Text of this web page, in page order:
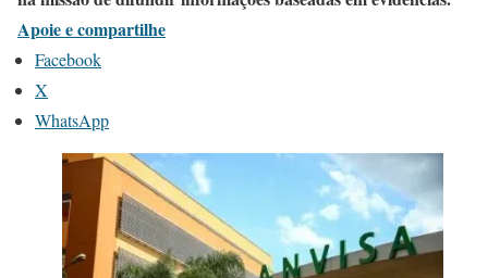
Apoie e compartilhe
Facebook
X
WhatsApp